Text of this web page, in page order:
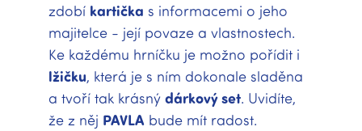
zdobí kartička s informacemi o jeho
majitelce - její povaze a vlastnostech.
Ke každému hrníčku je možno pořídit i
lžičku, která je s ním dokonale sladěna
a tvoří tak krásný dárkový set. Uvidíte,
že z něj PAVLA bude mít radost.